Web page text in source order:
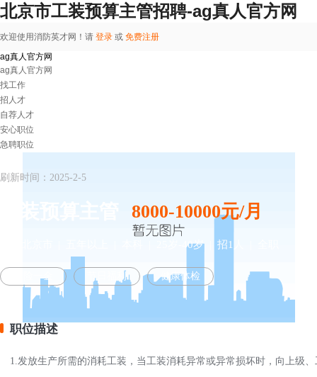
北京市工装预算主管招聘-ag真人官方网
欢迎使用消防英才网！请 登录 或 免费注册
ag真人官方网
ag真人官方网
找工作
招人才
自荐人才
安心职位
急聘职位
刷新时间：2025-2-5
8000-10000元/月
| 五年以上 | 本科 | 25岁-40岁 | 招1人 | 全职
五险一金 节日福利 健康体检
职位描述
1.发放生产所需的消耗工装，当工装消耗异常或异常损坏时，向上级